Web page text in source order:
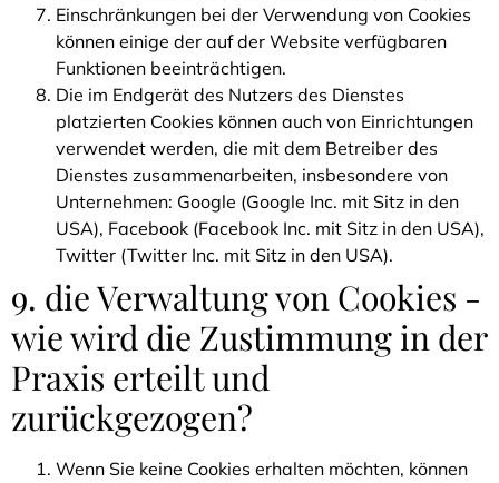
Einschränkungen bei der Verwendung von Cookies
können einige der auf der Website verfügbaren
Funktionen beeinträchtigen.
Die im Endgerät des Nutzers des Dienstes
platzierten Cookies können auch von Einrichtungen
verwendet werden, die mit dem Betreiber des
Dienstes zusammenarbeiten, insbesondere von
Unternehmen: Google (Google Inc. mit Sitz in den
USA), Facebook (Facebook Inc. mit Sitz in den USA),
Twitter (Twitter Inc. mit Sitz in den USA).
9. die Verwaltung von Cookies -
wie wird die Zustimmung in der
Praxis erteilt und
zurückgezogen?
Wenn Sie keine Cookies erhalten möchten, können